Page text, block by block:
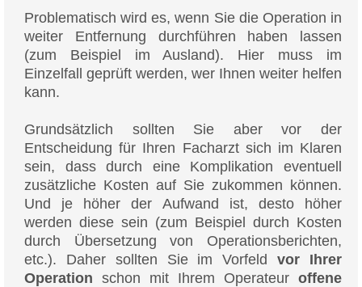
Problematisch wird es, wenn Sie die Operation in
weiter Entfernung durchführen haben lassen
(zum Beispiel im Ausland). Hier muss im
Einzelfall geprüft werden, wer Ihnen weiter helfen
kann.
Grundsätzlich sollten Sie aber vor der
Entscheidung für Ihren Facharzt sich im Klaren
sein, dass durch eine Komplikation eventuell
zusätzliche Kosten auf Sie zukommen können.
Und je höher der Aufwand ist, desto höher
werden diese sein (zum Beispiel durch Kosten
durch Übersetzung von Operationsberichten,
etc.). Daher sollten Sie im Vorfeldvor Ihrer
Operation schon mit Ihrem Operateur offene